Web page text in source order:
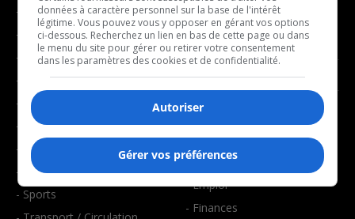
- Affaires municipales
- Communauté / Social
- Culture
- Économie
- Éducation
- Environnement
- Faits divers
- Santé et bien-être
- Sports
- Décompte franco
- Joué récemment
BALADOS
- Affaires
- Art de vivre
- Bien-être
- Emploi
- Finances
données à caractère personnel sur la base de l'intérêt
légitime. Vous pouvez vous y opposer en gérant vos options
ci-dessous. Recherchez un lien en bas de cette page ou dans
le menu du site pour gérer ou retirer votre consentement
dans les paramètres des cookies et de confidentialité.
Autoriser
Gérer vos préférences